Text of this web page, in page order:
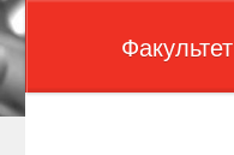
Факультет